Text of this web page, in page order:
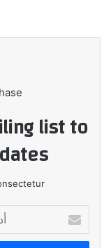
list to
بريدك
الإلكتروني